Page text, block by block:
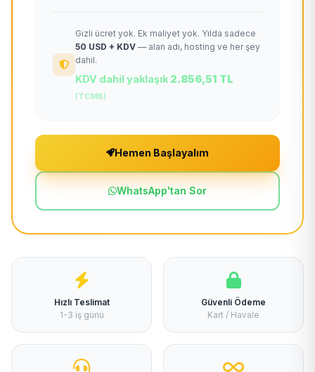
Gizli ücret yok. Ek maliyet yok. Yılda sadece
50 USD + KDV — alan adı, hosting ve her şey
dahil.
KDV dahil yaklaşık 2.856,51 TL
(TCMB)
Hemen Başlayalım
WhatsApp'tan Sor
Hızlı Teslimat
1-3 iş günü
Güvenli Ödeme
Kart / Havale